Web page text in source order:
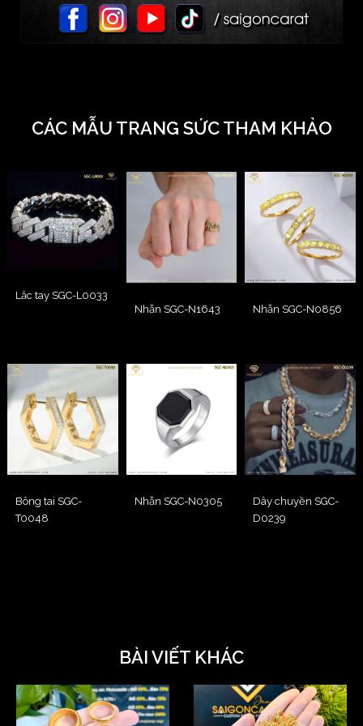
CÁC MẪU TRANG SỨC THAM KHẢO
Lắc tay SGC-L0033
Nhẫn SGC-N1643
Nhẫn SGC-N0856
Bông tai SGC-
T0048
Nhẫn SGC-N0305
Dây chuyền SGC-
D0239
BÀI VIẾT KHÁC